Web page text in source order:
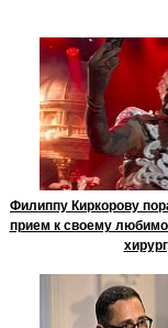
Филиппу Киркорову
прием к своему